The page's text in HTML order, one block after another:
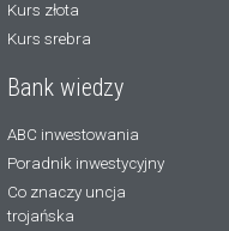
Kurs złota
Kurs srebra
Bank wiedzy
ABC inwestowania
Poradnik inwestycyjny
Co znaczy uncja
trojańska